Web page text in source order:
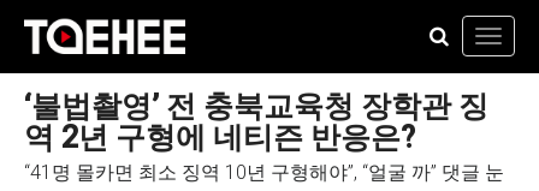
‘불법촬영’ 전 충북교육청 장학관 징
역 2년 구형에 네티즌 반응은?
“41명 몰카면 최소 징역 10년 구형해야”, “얼굴 까” 댓글 눈